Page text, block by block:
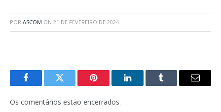
POR ASCOM ON 21 DE FEVEREIRO DE 2024
FacebookTwitter Pinterest LinkedInTumblr
E-
Os comentários estão encerrados.